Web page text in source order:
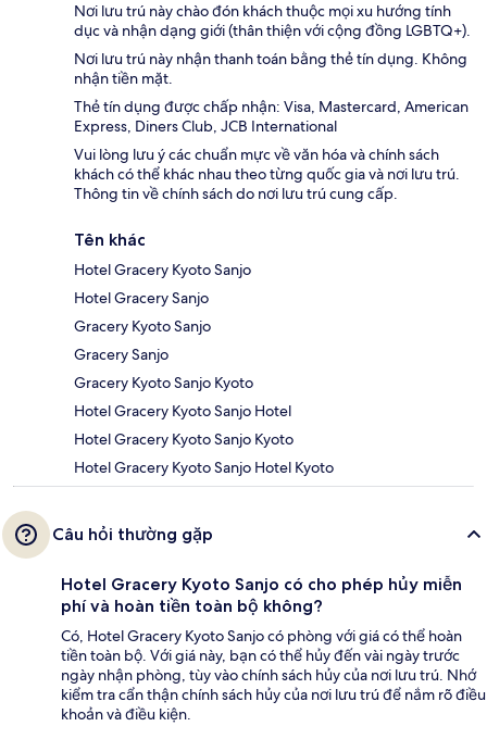
Nơi lưu trú này chào đón khách thuộc mọi xu hướng tính
dục và nhận dạng giới (thân thiện với cộng đồng LGBTQ+).
Nơi lưu trú này nhận thanh toán bằng thẻ tín dụng. Không
nhận tiền mặt.
Thẻ tín dụng được chấp nhận: Visa, Mastercard, American
Express, Diners Club, JCB International
Vui lòng lưu ý các chuẩn mực về văn hóa và chính sách
khách có thể khác nhau theo từng quốc gia và nơi lưu trú.
Thông tin về chính sách do nơi lưu trú cung cấp.
Tên khác
Hotel Gracery Kyoto Sanjo
Hotel Gracery Sanjo
Gracery Kyoto Sanjo
Gracery Sanjo
Gracery Kyoto Sanjo Kyoto
Hotel Gracery Kyoto Sanjo Hotel
Hotel Gracery Kyoto Sanjo Kyoto
Hotel Gracery Kyoto Sanjo Hotel Kyoto
Câu hỏi thường gặp
Hotel Gracery Kyoto Sanjo có cho phép hủy miễn
phí và hoàn tiền toàn bộ không?
Có, Hotel Gracery Kyoto Sanjo có phòng với giá có thể hoàn
tiền toàn bộ. Với giá này, bạn có thể hủy đến vài ngày trước
ngày nhận phòng, tùy vào chính sách hủy của nơi lưu trú. Nhớ
kiểm tra cẩn thận chính sách hủy của nơi lưu trú để nắm rõ điều
khoản và điều kiện.